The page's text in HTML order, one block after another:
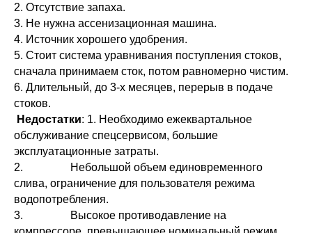
2. Отсутствие запаха.
3. Не нужна ассенизационная машина.
4. Источник хорошего удобрения.
5. Стоит система уравнивания поступления стоков,
сначала принимаем сток, потом равномерно чистим.
6. Длительный, до 3-х месяцев, перерыв в подаче
стоков.
Недостатки: 1. Необходимо ежеквартальное
обслуживание спецсервисом, большие
эксплуатационные затраты.
2. Небольшой объем единовременного
слива, ограничение для пользователя режима
водопотребления.
3. Высокое противодавление на